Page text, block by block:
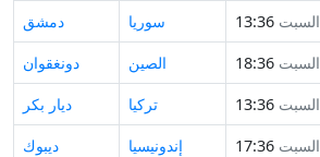
دمشق
سوريا السبت 13:36
دونغقوان
الصين السبت 18:36
ديار بكر
تركيا السبت 13:36
ديبوك
إندونيسيا السبت 17:36